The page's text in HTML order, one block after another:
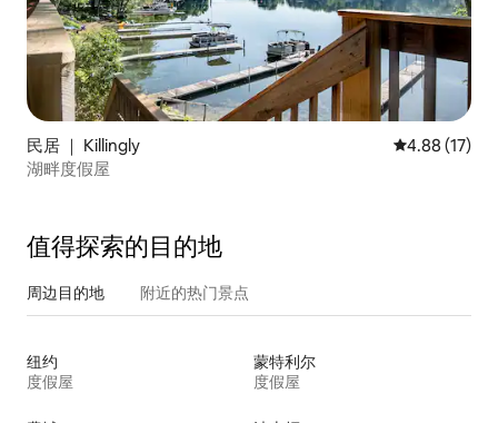
民居 ｜ Killingly 平均评分
4.88 (17)
湖畔度假屋
值得探索的目的地
周边目的地 附近的热门景点
纽约
度假屋
蒙特利尔
度假屋